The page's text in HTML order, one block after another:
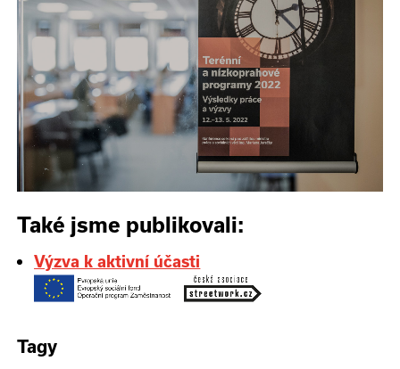
Také jsme publikovali:
Výzva k aktivní účasti
Tagy